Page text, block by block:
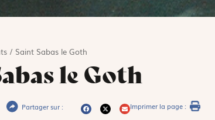
/ Saint Sabas le Goth
le Goth
Partager sur : Imprimer la page :